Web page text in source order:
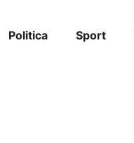
Politica Sport